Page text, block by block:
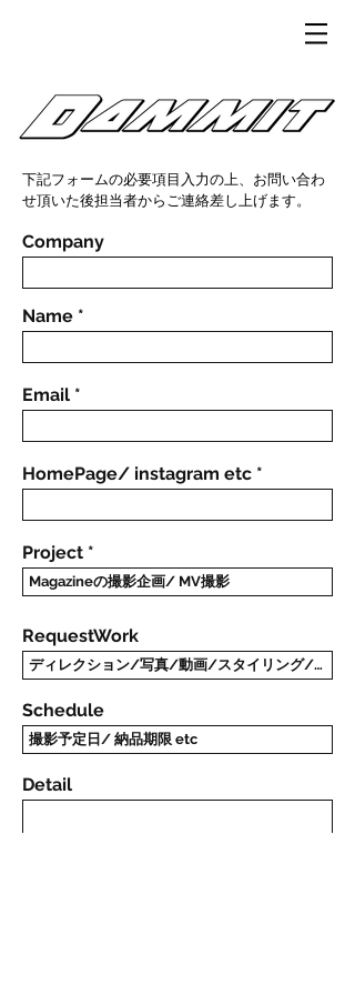
下記フォームの必要項目入力の上、お問い合わ
せ頂いた後担当者からご連絡差し上げます。
Company
Name
Email
HomePage/ instagram etc
Project
RequestWork
Schedule
Detail